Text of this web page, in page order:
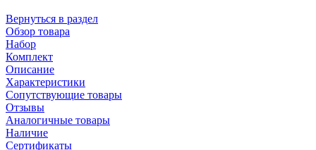
Вернуться в раздел
Обзор товара
Набор
Комплект
Описание
Характеристики
Сопутствующие товары
Отзывы
Аналогичные товары
Наличие
Сертификаты